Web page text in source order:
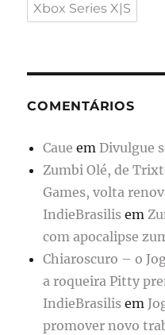
Xbox Series X|S
COMENTÁRIOS
Caue emDivulgue
Zumbi Olé, de
Games, volta
IndieBrasilis em
com apocalipse
Chiaroscuro – o
a roqueira Pitty
IndieBrasilis em
promover novo